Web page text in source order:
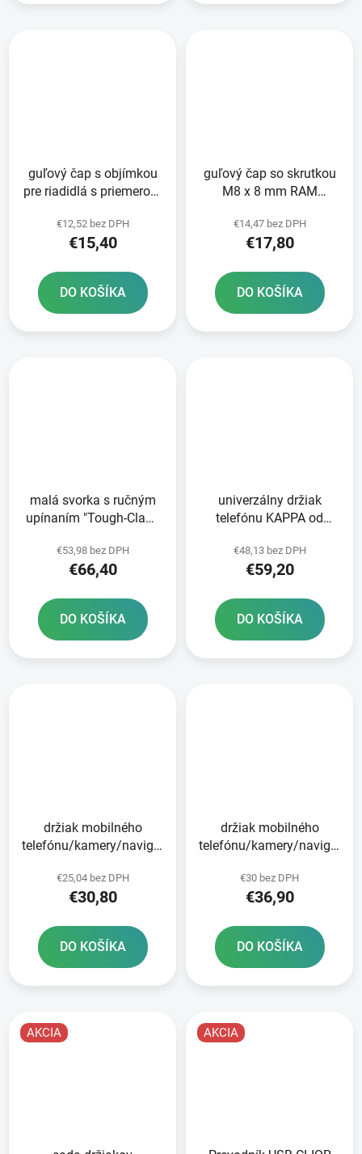
guľový čap s objímkou
pre riadidlá s priemerom
€12,52 bez DPH
€15,40
DO KOŠÍKA
guľový čap so skrutkou
M8 x 8 mm RAM
€14,47 bez DPH
€17,80
DO KOŠÍKA
malá svorka s ručným
upínaním "Tough-Claw"
RAM Mounts
€53,98 bez DPH
€66,40
DO KOŠÍKA
univerzálny držiak
telefónu KAPPA od
mm
€48,13 bez DPH
€59,20
DO KOŠÍKA
držiak mobilného
telefónu/kamery/navigácie
upevnenie pomocou
popruhov OXFORD
€25,04 bez DPH
€30,80
DO KOŠÍKA
držiak mobilného
telefónu/kamery/navigácie
priemerom 22 mm
OXFORD
€30 bez DPH
€36,90
DO KOŠÍKA
AKCIA AKCIA